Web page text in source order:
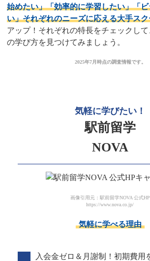
始めたい」「効率的に学習したい」「
い」それぞれのニーズに応える大手ス
アップ！それぞれの特長をチェックし
の学び方を見つけてみましょう。
2025年7月時点の調査情報です。
気軽に学びたい！
駅前留学
NOVA
画像引用元：駅前留学NOVA 公式HP
https://www.nova.co.jp/
気軽に学べる理由
入会金ゼロ＆月謝制！初期費用